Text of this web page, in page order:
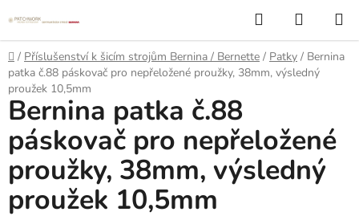
na
obsah
Hledat
KOŠÍK
Domů
/ Příslušenství k šicím strojům Bernina / Bernette / Patky / Bernina
patka č.88 páskovač pro nepřeložené proužky, 38mm, výsledný
proužek 10,5mm
Bernina patka č.88
páskovač pro nepřeložené
proužky, 38mm, výsledný
proužek 10,5mm